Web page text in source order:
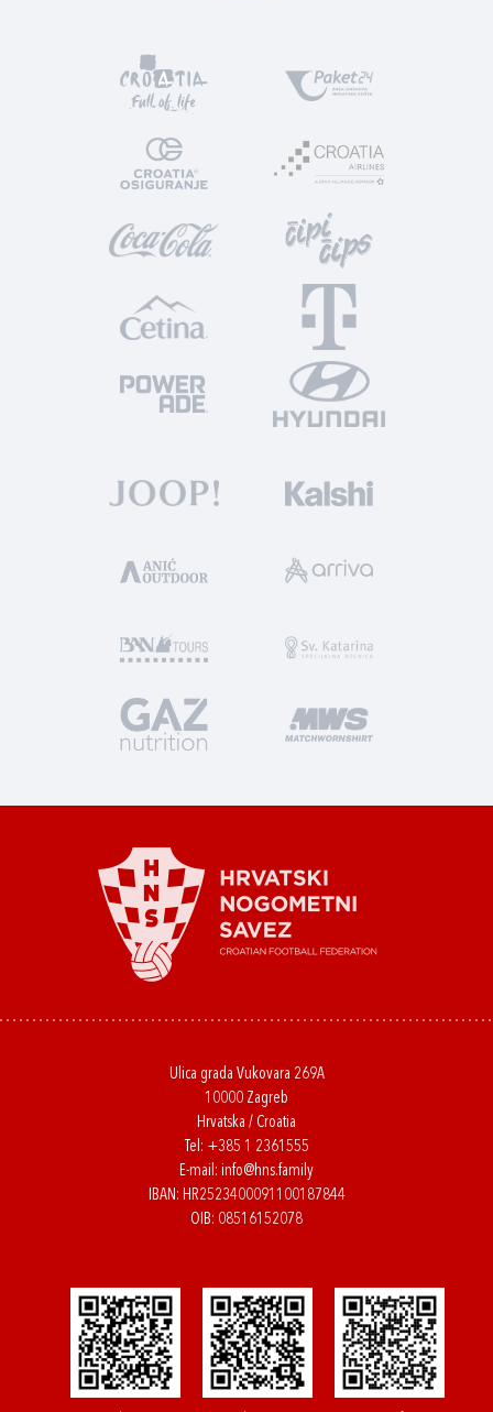
Ulica grada Vukovara 269A
10000 Zagreb
Hrvatska / Croatia
Tel: +385 1 2361555
E-mail: info@hns.family
IBAN: HR2523400091100187844
OIB: 08516152078